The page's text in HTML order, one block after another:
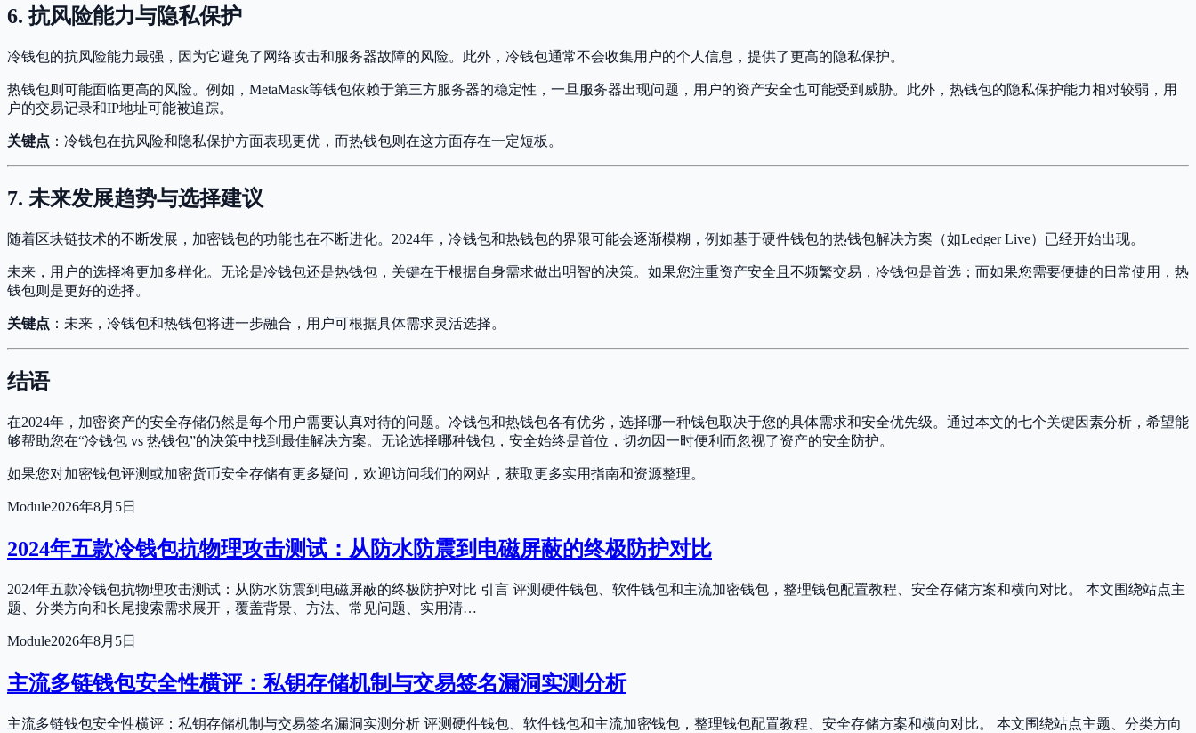
6. 抗风险能力与隐私保护
冷钱包的抗风险能力最强，因为它避免了网络攻击和服务器故障的风险。此外，冷钱包通常不会收集用户的个人信息，提供了更高的隐私保护。
热钱包则可能面临更高的风险。例如，MetaMask等钱包依赖于第三方服务器的稳定性，一旦服务器出现问题，用户的资产安全也可能受到威胁。此外，热钱包的隐私保护能力相对较弱，用
户的交易记录和IP地址可能被追踪。
关键点 ：冷钱包在抗风险和隐私保护方面表现更优，而热钱包则在这方面存在一定短板。
7. 未来发展趋势与选择建议
随着区块链技术的不断发展，加密钱包的功能也在不断进化。2024年，冷钱包和热钱包的界限可能会逐渐模糊，例如基于硬件钱包的热钱包解决方案（如Ledger Live）已经开始出现。
未来，用户的选择将更加多样化。无论是冷钱包还是热钱包，关键在于根据自身需求做出明智的决策。如果您注重资产安全且不频繁交易，冷钱包是首选；而如果您需要便捷的日常使用，热
钱包则是更好的选择。
关键点 ：未来，冷钱包和热钱包将进一步融合，用户可根据具体需求灵活选择。
结语
在2024年，加密资产的安全存储仍然是每个用户需要认真对待的问题。冷钱包和热钱包各有优劣，选择哪一种钱包取决于您的具体需求和安全优先级。通过本文的七个关键因素分析，希望能
够帮助您在“冷钱包 vs 热钱包”的决策中找到最佳解决方案。无论选择哪种钱包，安全始终是首位，切勿因一时便利而忽视了资产的安全防护。
如果您对加密钱包评测或加密货币安全存储有更多疑问，欢迎访问我们的网站，获取更多实用指南和资源整理。
Module2026年8月5日
2024年五款冷钱包抗物理攻击测试：从防水防震到电磁屏蔽的终极防护对比
2024年五款冷钱包抗物理攻击测试：从防水防震到电磁屏蔽的终极防护对比 引言 评测硬件钱包、软件钱包和主流加密钱包，整理钱包配置教程、安全存储方案和横向对比。 本文围绕站点主
题、分类方向和长尾搜索需求展开，覆盖背景、方法、常见问题、实用清…
Module2026年8月5日
主流多链钱包安全性横评：私钥存储机制与交易签名漏洞实测分析
主流多链钱包安全性横评：私钥存储机制与交易签名漏洞实测分析 评测硬件钱包、软件钱包和主流加密钱包，整理钱包配置教程、安全存储方案和横向对比。 本文围绕站点主题、分类方向